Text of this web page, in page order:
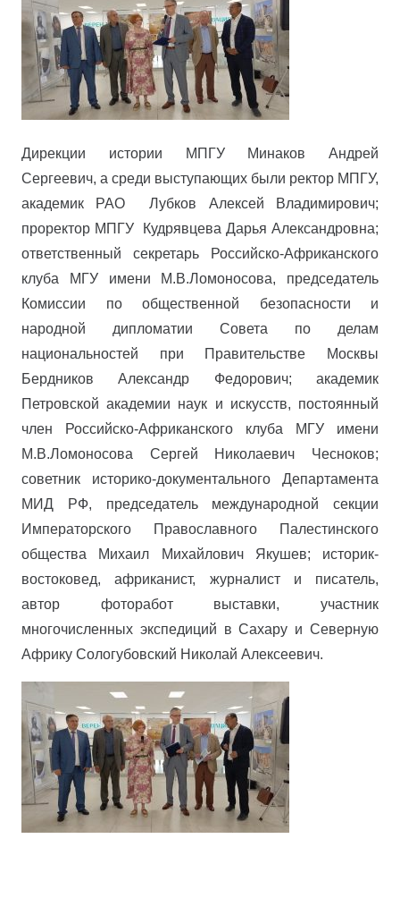
Дирекции истории МПГУ Минаков Андрей
Сергеевич, а среди выступающих были ректор МПГУ,
академик РАО Лубков Алексей Владимирович;
проректор МПГУ Кудрявцева Дарья Александровна;
ответственный секретарь Российско-Африканского
клуба МГУ имени М.В.Ломоносова, председатель
Комиссии по общественной безопасности и
народной дипломатии Совета по делам
национальностей при Правительстве Москвы
Бердников Александр Федорович; академик
Петровской академии наук и искусств, постоянный
член Российско-Африканского клуба МГУ имени
М.В.Ломоносова Сергей Николаевич Чесноков;
советник историко-документального Департамента
МИД РФ, председатель международной секции
Императорского Православного Палестинского
общества Михаил Михайлович Якушев; историк-
востоковед, африканист, журналист и писатель,
автор фоторабот выставки, участник
многочисленных экспедиций в Сахару и Северную
Африку Сологубовский Николай Алексеевич.